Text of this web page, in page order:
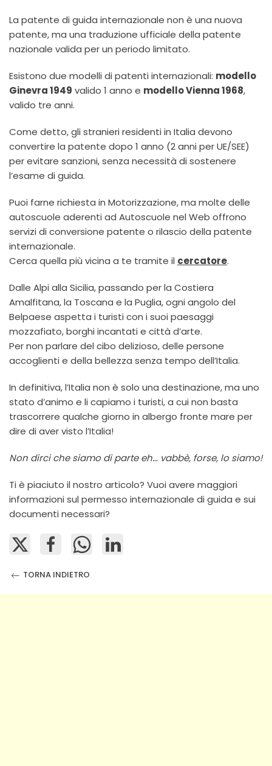
La patente di guida internazionale non è una nuova
patente, ma una traduzione ufficiale della patente
nazionale valida per un periodo limitato.
Esistono due modelli di patenti internazionali: modello
Ginevra 1949 valido 1 anno e modello Vienna 1968,
valido tre anni.
Come detto, gli stranieri residenti in Italia devono
convertire la patente dopo 1 anno (2 anni per UE/SEE)
per evitare sanzioni, senza necessità di sostenere
l’esame di guida.
Puoi farne richiesta in Motorizzazione, ma molte delle
autoscuole aderenti ad Autoscuole nel Web offrono
servizi di conversione patente o rilascio della patente
internazionale.
Cerca quella più vicina a te tramite il cercatore.
Dalle Alpi alla Sicilia, passando per la Costiera
Amalfitana, la Toscana e la Puglia, ogni angolo del
Belpaese aspetta i turisti con i suoi paesaggi
mozzafiato, borghi incantati e città d’arte.
Per non parlare del cibo delizioso, delle persone
accoglienti e della bellezza senza tempo dell’Italia.
In definitiva, l’Italia non è solo una destinazione, ma uno
stato d’animo e li capiamo i turisti, a cui non basta
trascorrere qualche giorno in albergo fronte mare per
dire di aver visto l’Italia!
Non dirci che siamo di parte eh… vabbè, forse, lo siamo!
Ti è piaciuto il nostro articolo? Vuoi avere maggiori
informazioni sul permesso internazionale di guida e sui
documenti necessari?
TORNA INDIETRO